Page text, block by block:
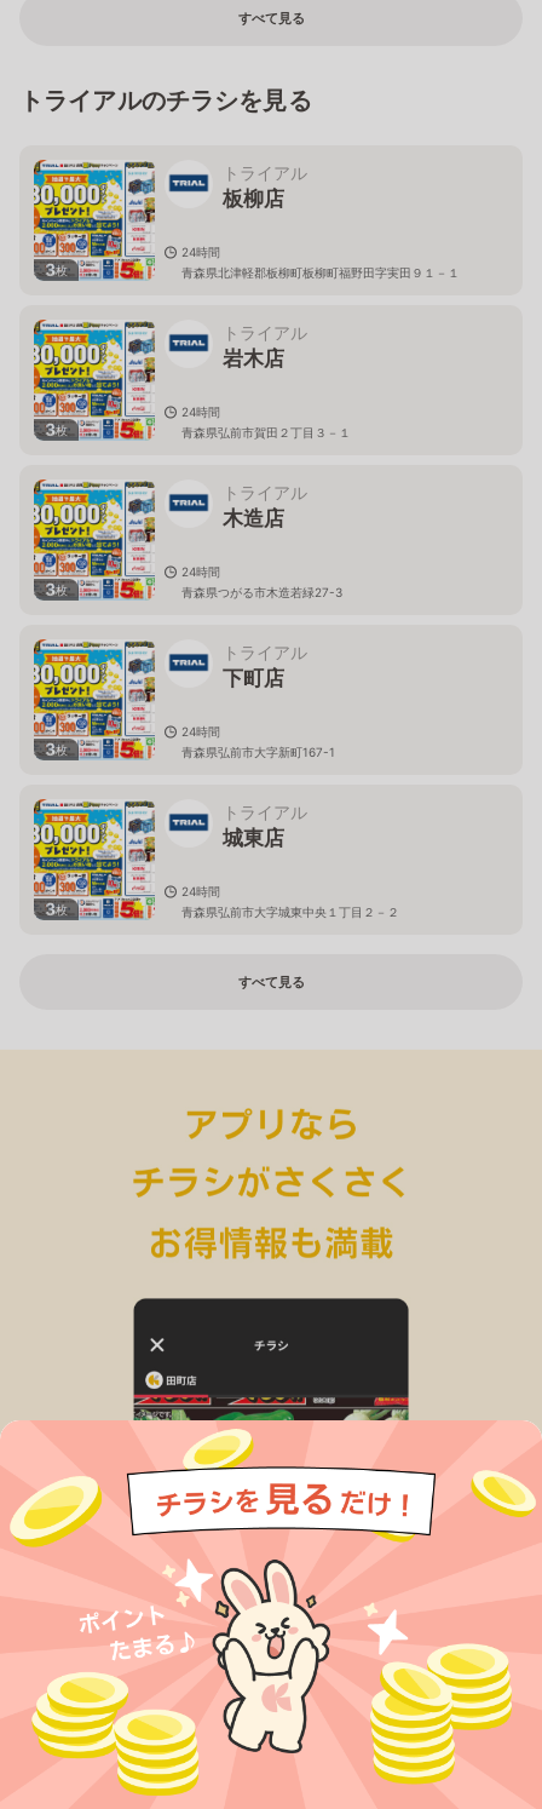
すべて見る
トライアルのチラシを見る
3枚
トライアル
板柳店
24時間
青森県北津軽郡板柳町板柳町福野田字実田９１－１
3枚
トライアル
岩木店
24時間
青森県弘前市賀田２丁目３－１
3枚
トライアル
木造店
24時間
青森県つがる市木造若緑27-3
3枚
トライアル
下町店
24時間
青森県弘前市大字新町167-1
3枚
トライアル
城東店
24時間
青森県弘前市大字城東中央１丁目２－２
すべて見る